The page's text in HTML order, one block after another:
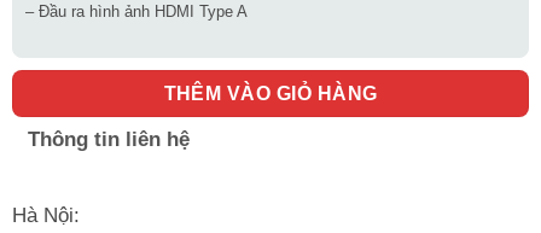
– Đầu ra hình ảnh HDMI Type A
THÊM VÀO GIỎ HÀNG
Thông tin liên hệ
Hà Nội: